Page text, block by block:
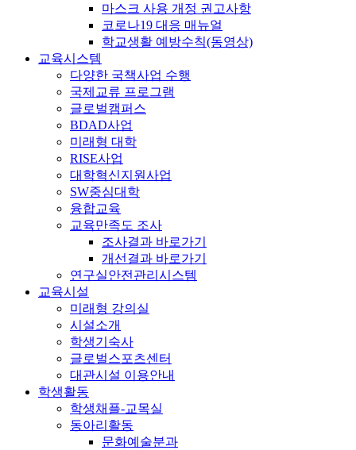
마스크 사용 개정 권고사항
코로나19 대응 매뉴얼
학교생활 예방수칙(동영상)
교육시스템
다양한 국책사업 수행
국제교류 프로그램
글로벌캠퍼스
BDAD사업
미래형 대학
RISE사업
대학혁신지원사업
SW중심대학
융합교육
교육만족도 조사
조사결과 바로가기
개선결과 바로가기
연구실안전관리시스템
교육시설
미래형 강의실
시설소개
학생기숙사
글로벌스포츠센터
대관시설 이용안내
학생활동
학생채플-교목실
동아리활동
문화예술분과